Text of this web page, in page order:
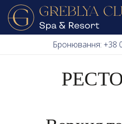
Бронювання: +38